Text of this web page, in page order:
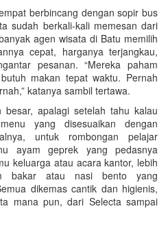
berbincang dengan sopir bus
sudah berkali-kali memesan dari
agen wisata di Batu memilih
cepat, harganya terjangkau,
pesanan. “Mereka paham
makan tepat waktu. Pernah
katanya sambil tertawa.
besar, apalagi setelah tahu kalau
yang disesuaikan dengan
untuk rombongan pelajar
ayam geprek yang pedasnya
keluarga atau acara kantor, lebih
bakar atau nasi bento yang
dikemas cantik dan higienis,
mana pun, dari Selecta sampai